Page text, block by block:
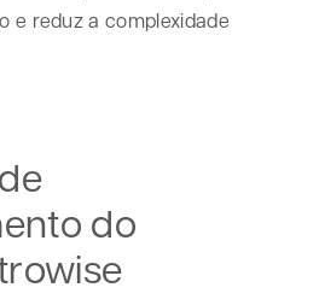
e reduz a complexidade
do